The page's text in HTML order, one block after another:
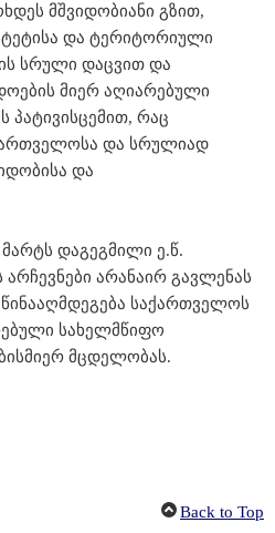
მშვიდობიანი გზით,
და ტერიტორიული
სრული დაცვით და
მიერ აღიარებული
პატივისცემით, რაც
და სრულიად
და
დაგეგმილი ე.წ.
არანაირ გავლენას
საქართველოს
სახელმწიფო
მცდელობას.
Back to Top